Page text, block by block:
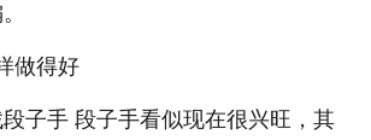
得好
手 段子手看似现在很兴旺，其